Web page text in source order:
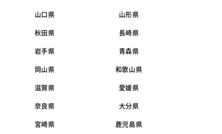
山口県 山形県
秋田県 長崎県
岩手県 青森県
岡山県 和歌山県
滋賀県 愛媛県
奈良県 大分県
宮崎県 鹿児島県